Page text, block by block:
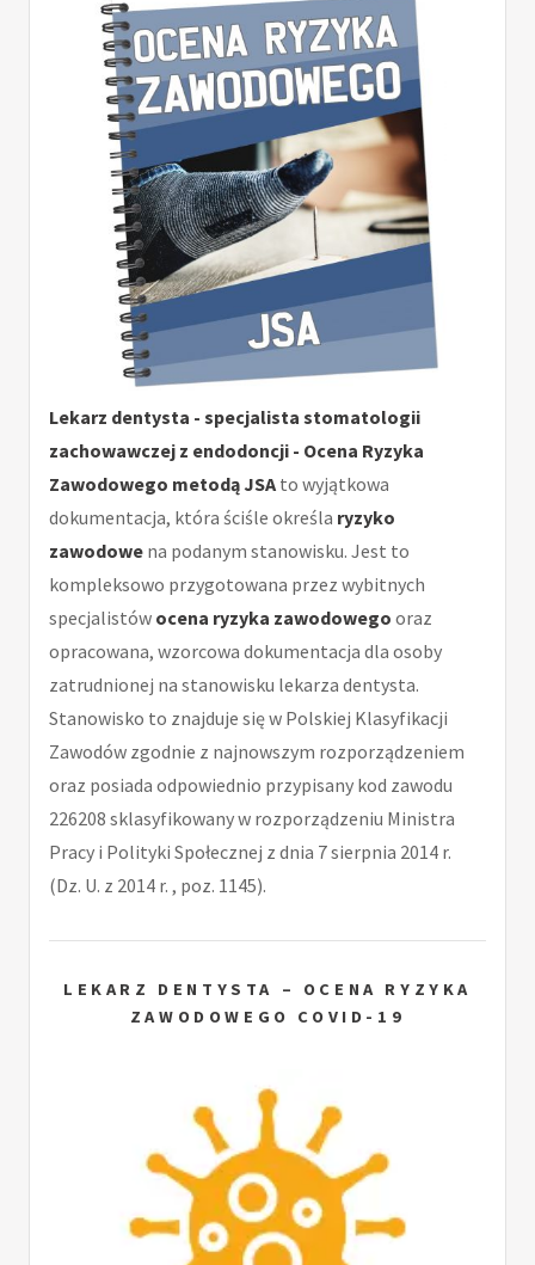
Lekarz dentysta - specjalista stomatologii
zachowawczej z endodoncji - Ocena Ryzyka
Zawodowego metodą JSA to wyjątkowa
dokumentacja, która ściśle określa ryzyko
zawodowe na podanym stanowisku. Jest to
kompleksowo przygotowana przez wybitnych
specjalistów ocena ryzyka zawodowego oraz
opracowana, wzorcowa dokumentacja dla osoby
zatrudnionej na stanowisku lekarza dentysta.
Stanowisko to znajduje się w Polskiej Klasyfikacji
Zawodów zgodnie z najnowszym rozporządzeniem
oraz posiada odpowiednio przypisany kod zawodu
226208 sklasyfikowany w rozporządzeniu Ministra
Pracy i Polityki Społecznej z dnia 7 sierpnia 2014 r.
(Dz. U. z 2014 r. , poz. 1145).
LEKARZ DENTYSTA – OCENA RYZYKA
ZAWODOWEGO COVID-19